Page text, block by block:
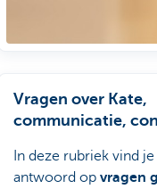
Vragen over Kate,
communicatie,
In deze rubriek vind
antwoord op vragen